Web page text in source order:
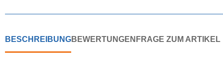
BESCHREIBUNGBEWERTUNGENFRAGE ZUM ARTIKEL